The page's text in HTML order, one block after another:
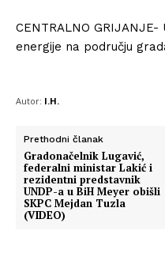
CENTRALNO
energije na području
Autor: I.H.
Prethodni članak
Gradonačelnik Lugavić,
federalni ministar Lakić i
rezidentni predstavnik
UNDP-a u BiH Meyer obišli
SKPC Mejdan Tuzla
(VIDEO)